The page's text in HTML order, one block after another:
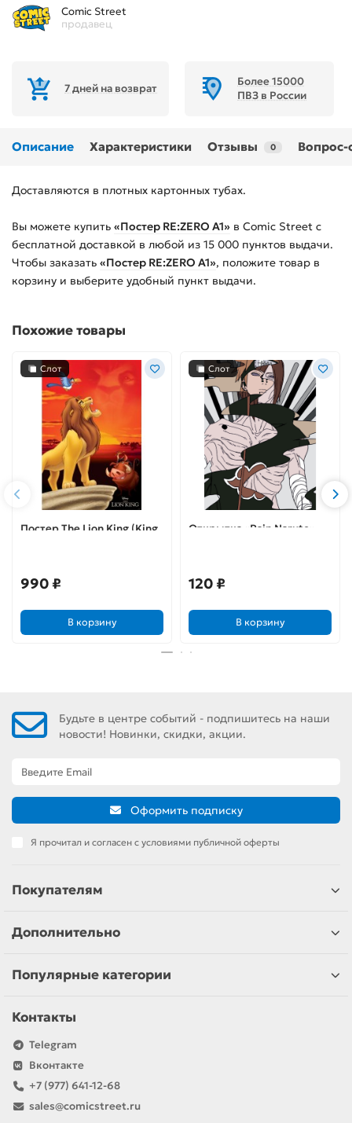
Comic Street
продавец
7 дней на возврат
Более 15000
ПВЗ в России
Описание Характеристики Отзывы 0 Вопрос-
Доставляются в плотных картонных тубах.
Вы можете купить «Постер RE:ZERO А1» в Comic Street с
бесплатной доставкой в любой из 15 000 пунктов выдачи.
Чтобы заказать «Постер RE:ZERO А1», положите товар в
корзину и выберите удобный пункт выдачи.
Похожие товары
Слот
Постер The Lion King (King
990 ₽
В корзину
Слот
Открытка «Pain Naruto»
120 ₽
В корзину
Будьте в центре событий - подпишитесь на наши
новости! Новинки, скидки, акции.
Оформить подписку
Я прочитал и согласен с условиями публичной оферты
Покупателям
Дополнительно
Популярные категории
Контакты
Telegram
Вконтакте
+7 (977) 641-12-68
sales@comicstreet.ru